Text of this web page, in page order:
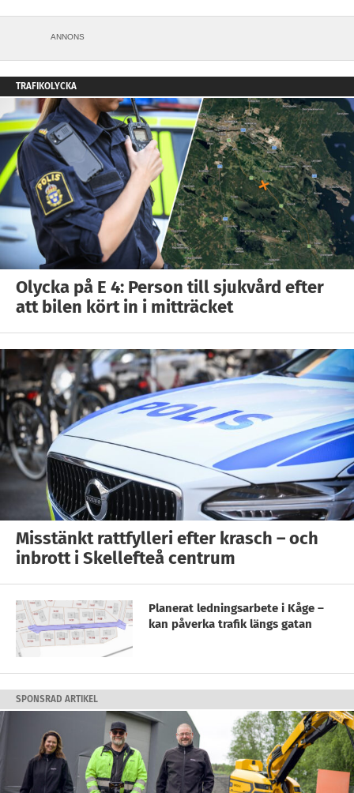
ANNONS
TRAFIKOLYCKA
Olycka på E 4: Person till sjukvård efter
att bilen kört in i mitträcket
Misstänkt rattfylleri efter krasch – och
inbrott i Skellefteå centrum
Planerat ledningsarbete i Kåge –
kan påverka trafik längs gatan
SPONSRAD ARTIKEL